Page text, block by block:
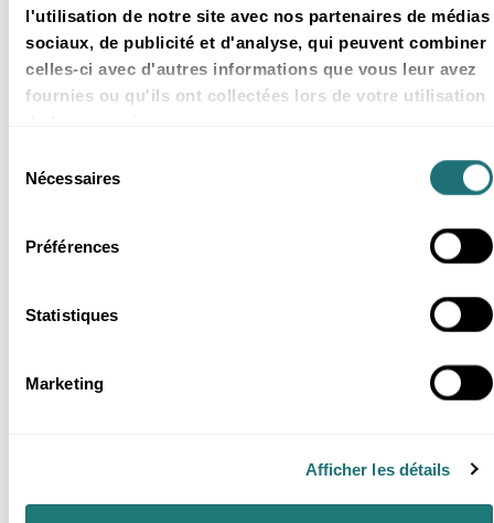
l'utilisation de notre site avec nos partenaires de médias
sociaux, de publicité et d'analyse, qui peuvent combiner
celles-ci avec d'autres informations que vous leur avez
fournies ou qu'ils ont collectées lors de votre utilisation
duNécessaires
Préférences
Statistiques
Marketing
Afficher les détails
Technologie 4 Juil 2024
Sécurité et fiabilité des
API REST
gestion des erreurs et les requêtes
API fiables.